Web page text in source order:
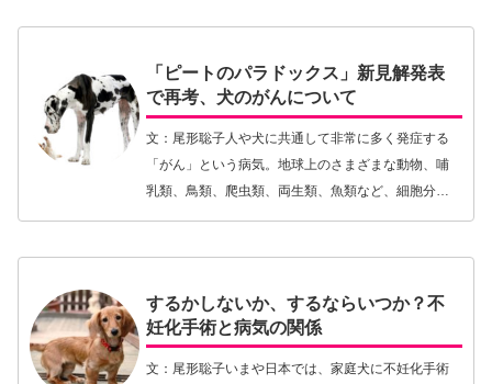
だけは…【続きを読む】
「ピートのパラドックス」新見解発表
で再考、犬のがんについて
文：尾形聡子人や犬に共通して非常に多く発症する
「がん」という病気。地球上のさまざまな動物、哺
乳類、鳥類、爬虫類、両生類、魚類など、細胞分裂
をする多細胞生物であればどんな種であってもがん
するかしないか、するならいつか？不
妊化手術と病気の関係
文：尾形聡子いまや日本では、家庭犬に不妊化手術